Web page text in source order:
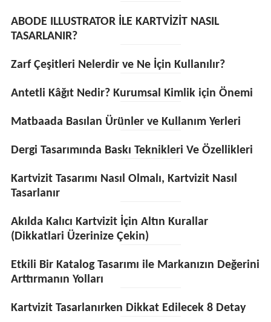
ABODE ILLUSTRATOR İLE KARTVİZİT NASIL
TASARLANIR?
Zarf Çeşitleri Nelerdir ve Ne İçin Kullanılır?
Antetli Kâğıt Nedir? Kurumsal Kimlik için Önemi
Matbaada Basılan Ürünler ve Kullanım Yerleri
Dergi Tasarımında Baskı Teknikleri Ve Özellikleri
Kartvizit Tasarımı Nasıl Olmalı, Kartvizit Nasıl
Tasarlanır
Akılda Kalıcı Kartvizit İçin Altın Kurallar
(Dikkatlari Üzerinize Çekin)
Etkili Bir Katalog Tasarımı ile Markanızın Değerini
Arttırmanın Yolları
Kartvizit Tasarlanırken Dikkat Edilecek 8 Detay